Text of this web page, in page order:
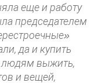
еще и работу
председателем
да и купить
людям выжить,
и вещей,